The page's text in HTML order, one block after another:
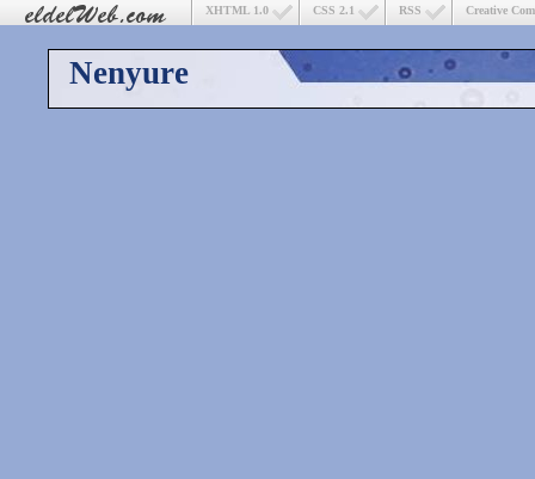
Creative
RSS
CSS 2.1
XHTML 1.0
Nenyure